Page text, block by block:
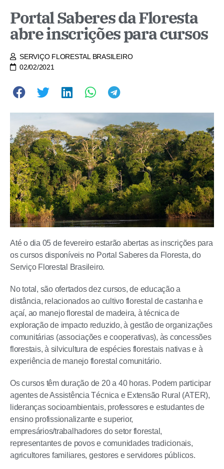
Portal Saberes da Floresta
abre inscrições para cursos
SERVIÇO FLORESTAL BRASILEIRO
02/02/2021
Até o dia 05 de fevereiro estarão abertas as inscrições para
os cursos disponíveis no Portal Saberes da Floresta, do
Serviço Florestal Brasileiro.
No total, são ofertados dez cursos, de educação a
distância, relacionados ao cultivo florestal de castanha e
açaí, ao manejo florestal de madeira, à técnica de
exploração de impacto reduzido, à gestão de organizações
comunitárias (associações e cooperativas), às concessões
florestais, à silvicultura de espécies florestais nativas e à
experiência de manejo florestal comunitário.
Os cursos têm duração de 20 a 40 horas. Podem participar
agentes de Assistência Técnica e Extensão Rural (ATER),
lideranças socioambientais, professores e estudantes de
ensino profissionalizante e superior,
empresários/trabalhadores do setor florestal,
representantes de povos e comunidades tradicionais,
agricultores familiares, gestores e servidores públicos.